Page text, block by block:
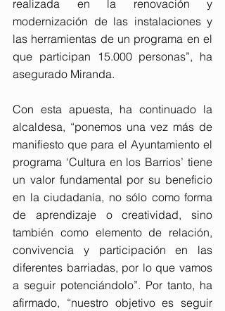
realizada en la renovación y
modernización de las instalaciones y
las herramientas de un programa en el
que participan 15.000 personas”, ha
asegurado Miranda.
Con esta apuesta, ha continuado la
alcaldesa, “ponemos una vez más de
manifiesto que para el Ayuntamiento el
programa ‘Cultura en los Barrios’ tiene
un valor fundamental por su beneficio
en la ciudadanía, no sólo como forma
de aprendizaje o creatividad, sino
también como elemento de relación,
convivencia y participación en las
diferentes barriadas, por lo que vamos
a seguir potenciándolo”. Por tanto, ha
afirmado, “nuestro objetivo es seguir